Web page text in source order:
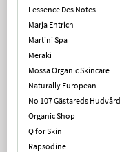
Lessence Des Notes
Marja Entrich
Martini Spa
Meraki
Mossa Organic Skincare
Naturally European
No 107 Gästareds Hudvård
Organic Shop
Q for Skin
Rapsodine